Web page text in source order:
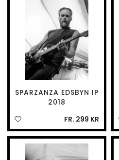
SPARZANZA EDSBYN IP
2018
FR. 299 KR